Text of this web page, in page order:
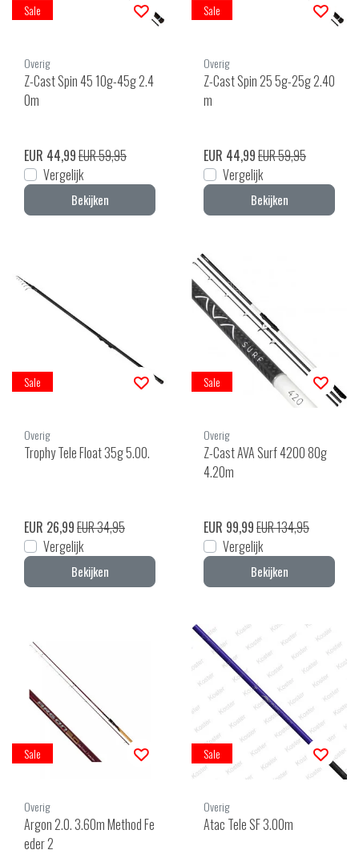
Sale
Overig
Z-Cast Spin 45 10g-45g 2.4
0m
EUR 44,99EUR 59,95
Vergelijk
Bekijken
Sale
Overig
Z-Cast Spin 25 5g-25g 2.40
m
EUR 44,99EUR 59,95
Vergelijk
Bekijken
Sale
Overig
Trophy Tele Float 35g 5.00.
EUR 26,99EUR 34,95
Vergelijk
Bekijken
Sale
Overig
Z-Cast AVA Surf 4200 80g
4.20m
EUR 99,99EUR 134,95
Vergelijk
Bekijken
Sale
Overig
Argon 2.0. 3.60m Method Fe
eder 2
Sale
Overig
Atac Tele SF 3.00m